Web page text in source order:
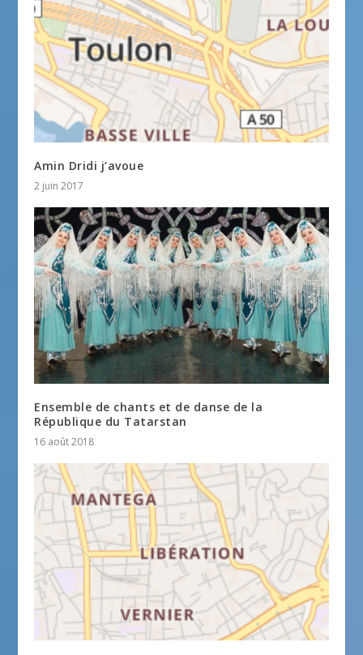
Amin Dridi j’avoue
2 juin 2017
Ensemble de chants et de danse de la
République du Tatarstan
16 août 2018